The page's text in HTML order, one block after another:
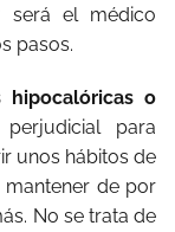
será el médico
pasos.
hipocalóricas o
para
unos hábitos de
de por
No se trata de